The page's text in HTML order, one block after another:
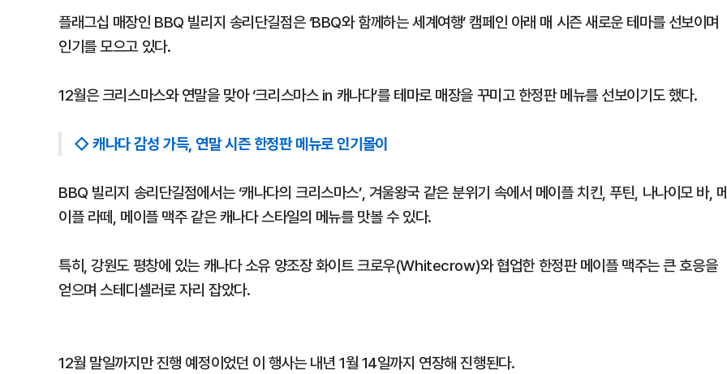
플래그십 매장인 BBQ 빌리지 송리단길점은 ‘BBQ와 함께하는 세계여행’ 캠페인 아래 매 시즌 새로운 테마를 선보이며
인기를 모으고 있다.
12월은 크리스마스와 연말을 맞아 ‘크리스마스 in 캐나다’를 테마로 매장을 꾸미고 한정판 메뉴를 선보이기도 했다.
◇ 캐나다 감성 가득, 연말 시즌 한정판 메뉴로 인기몰이
BBQ 빌리지 송리단길점에서는 ‘캐나다의 크리스마스’, 겨울왕국 같은 분위기 속에서 메이플 치킨, 푸틴, 나나이모 바,
이플 라떼, 메이플 맥주 같은 캐나다 스타일의 메뉴를 맛볼 수 있다.
특히, 강원도 평창에 있는 캐나다 소유 양조장 화이트 크로우(Whitecrow)와 협업한 한정판 메이플 맥주는 큰 호응을
얻으며 스테디셀러로 자리 잡았다.
12월 말일까지만 진행 예정이었던 이 행사는 내년 1월 14일까지 연장해 진행된다.